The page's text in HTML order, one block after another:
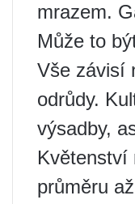
mrazem.
Může to
Vše závisí
odrůdy.
výsadby,
Květenství
průměru